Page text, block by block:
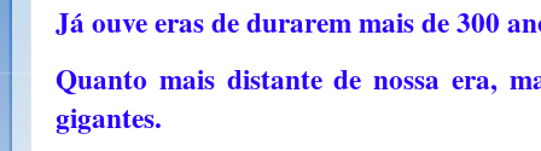
Já ouve eras de durarem mais de 300
Quanto mais distante de nossa era,
gigantes.